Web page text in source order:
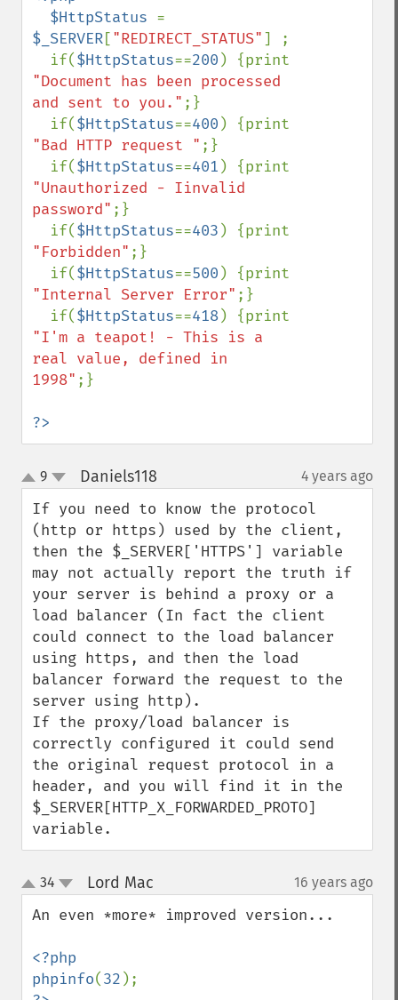
  $HttpStatus
$_SERVER["REDIRECT_STATUS"] ;
  if(
$HttpStatus==200
"Document has been processed
and sent to you." ;}
  if(
$HttpStatus==400
"Bad HTTP request " ;}
  if(
$HttpStatus==401
"Unauthorized - Iinvalid
password" ;}
  if(
$HttpStatus==403
"Forbidden" ;}
  if(
$HttpStatus==500
"Internal Server Error" ;}
  if(
$HttpStatus==418
"I'm a teapot! - This is a
real value, defined in
1998" ;}
?>
up
down
9 Daniels118 4 years ago
If you need to know the protocol
(http or https) used by the client,
then the $_SERVER['HTTPS'] variable
may not actually report the truth if
your server is behind a proxy or a
load balancer (In fact the client
could connect to the load balancer
using https, and then the load
balancer forward the request to the
server using http).
If the proxy/load balancer is
correctly configured it could send
the original request protocol in a
header, and you will find it in the
$_SERVER[HTTP_X_FORWARDED_PROTO]
variable.
up
down
34 Lord Mac 16 years ago
An even *more* improved version...
<?php
phpinfo(32